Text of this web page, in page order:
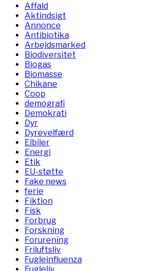
Affald
Aktindsigt
Annonce
Antibiotika
Arbejdsmarked
Biodiversitet
Biogas
Biomasse
Chikane
Coop
demografi
Demokrati
Dyr
Dyrevelfærd
Elbiler
Energi
Etik
EU-støtte
Fake news
ferie
Fiktion
Fisk
Forbrug
Forskning
Forurening
Friluftsliv
Fugleinfluenza